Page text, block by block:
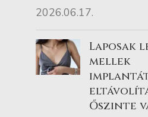
2026.06.17.
Laposak
mellek
Őszinte